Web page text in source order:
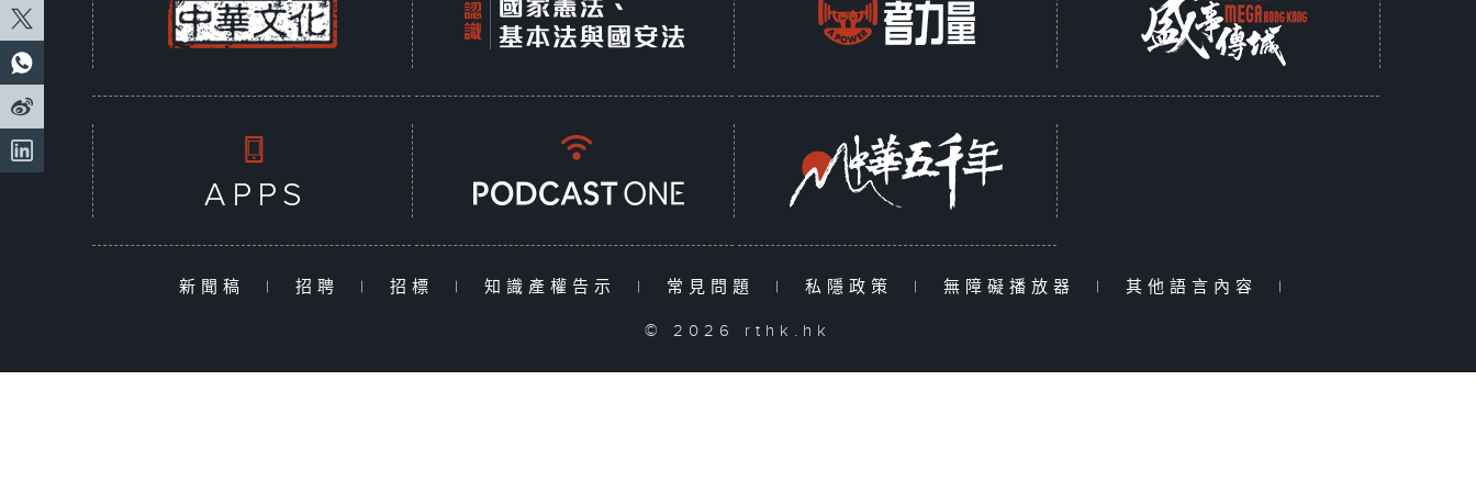
新聞稿 | 招聘 | 招標 | 知識產權告示 | 常見問題 | 私隱政策 | 無障礙播放器 | 其他語言內容 |
© 2026 rthk.hk